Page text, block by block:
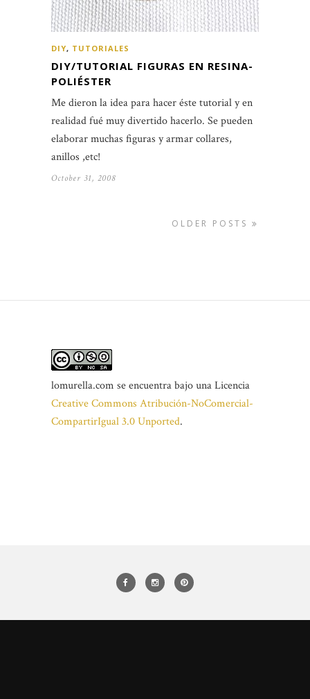
DIY, TUTORIALES
DIY/TUTORIAL FIGURAS EN RESINA-
POLIÉSTER
Me dieron la idea para hacer éste tutorial y en
realidad fué muy divertido hacerlo. Se pueden
elaborar muchas figuras y armar collares,
anillos ,etc!
October 31, 2008
OLDER POSTS
lomurella.com se encuentra bajo una Licencia
Creative Commons Atribución-NoComercial-
CompartirIgual 3.0 Unported.